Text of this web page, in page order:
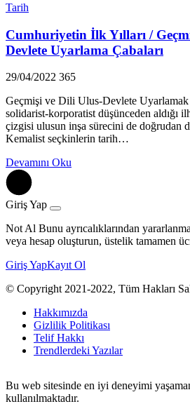
Tarih
Cumhuriyetin İlk Yılları /
Devlete Uyarlama Çabaları
29/04/2022 365
Geçmişi ve Dili Ulus-Devlete Uyarlamak
solidarist-korporatist düşünceden aldığı
çizgisi ulusun inşa sürecini de doğrudan
Kemalist seçkinlerin tarih…
Devamını Oku
Giriş Yap
Not Al Bunu ayrıcalıklarından
veya hesap oluşturun, üstelik tamamen
Giriş YapKayıt Ol
© Copyright 2021-2022, Tüm Hakları
Hakkımızda
Gizlilik Politikası
Telif Hakkı
Trendlerdeki Yazılar
Bu web sitesinde en iyi deneyimi
kullanılmaktadır.